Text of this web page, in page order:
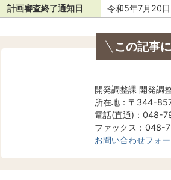
計画審査終了通知日
令和5年7月20日
この記事
開発調整課 開発調
所在地：〒344-
電話(直通)：048-
ファックス：048-
お問い合わせフォ